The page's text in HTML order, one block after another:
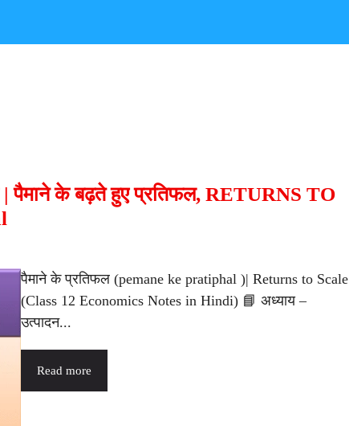
| पैमाने के बढ़ते हुए प्रतिफल, RETURNS TO
पैमाने के प्रतिफल (pemane ke pratiphal )| Returns to Scale
(Class 12 Economics Notes in Hindi) 📘 अध्याय –
उत्पादन...
Read more